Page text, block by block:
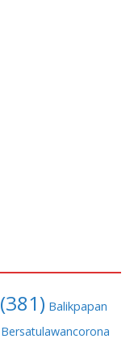
(381) Balikpapan
Bersatulawancorona